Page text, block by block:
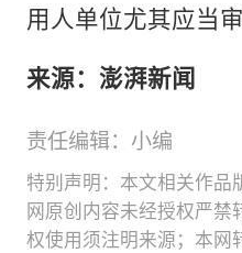
用人单位尤其应当审
来源：澎湃新闻
责任编辑：小编
特别声明：本文相关作品
网原创内容未经授权严禁
权使用须注明来源；本网